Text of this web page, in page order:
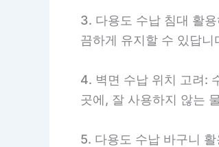
3. 다용도 수납 침대 활
끔하게 유지할 수 있답니
4. 벽면 수납 위치 고려:
곳에, 잘 사용하지 않는
5. 다용도 수납 바구니